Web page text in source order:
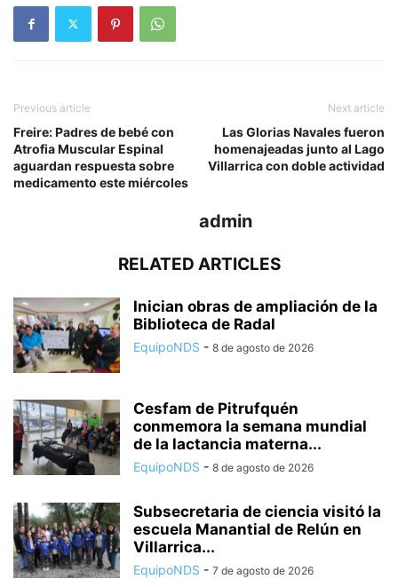
Previous article
Freire: Padres de bebé con
Atrofia Muscular Espinal
aguardan respuesta sobre
medicamento este miércoles
Next article
Las Glorias Navales fueron
homenajeadas junto al Lago
Villarrica con doble actividad
admin
RELATED ARTICLES
Inician obras de ampliación de la
Biblioteca de Radal
EquipoNDS - 8 de agosto de 2026
Cesfam de Pitrufquén
conmemora la semana mundial
de la lactancia materna...
EquipoNDS - 8 de agosto de 2026
Subsecretaria de ciencia visitó la
escuela Manantial de Relún en
Villarrica...
EquipoNDS - 7 de agosto de 2026